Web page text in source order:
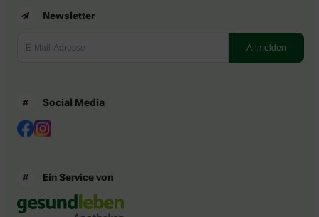
Newsletter
Social Media
Ein Service von